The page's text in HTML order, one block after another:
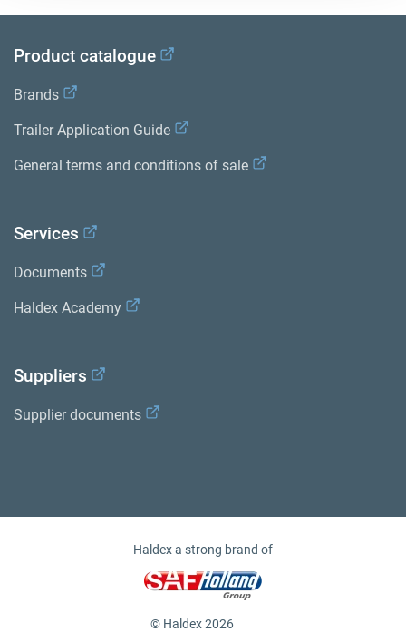
Product catalogue
Brands
Trailer Application Guide
General terms and conditions of sale
Services
Documents
Haldex Academy
Suppliers
Supplier documents
Haldex a strong brand of
© Haldex 2026